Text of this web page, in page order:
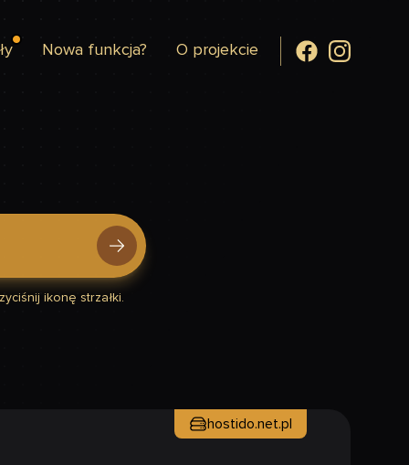
Nowa funkcja? O projekcie
ikonę strzałki.
hostido.net.pl